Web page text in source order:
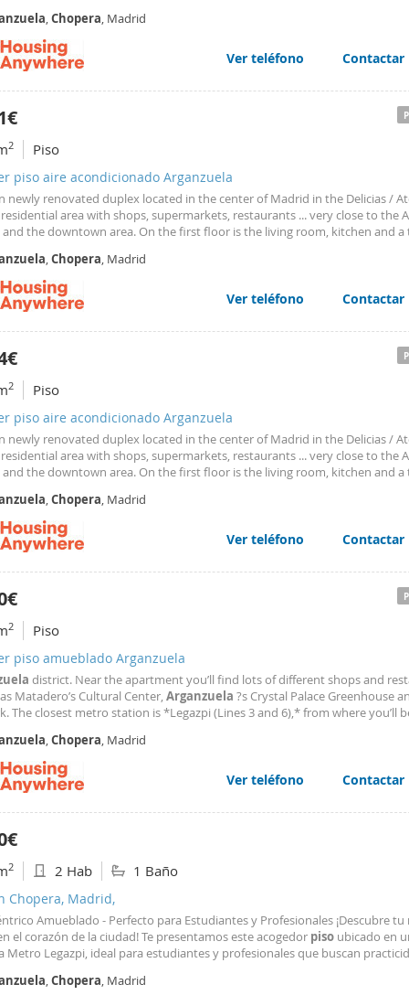
the neighborhood is occupied by
,Chopera, Madrid
Ver teléfono Contactar
2 Piso
piso aire acondicionado Arganzuela
newly renovated duplex located in the center of Madrid in the Delicias /
residential area with shops, supermarkets, restaurants ... very close to the
the downtown area. On the first floor is the living room, kitchen and a
for 3 people and has everything you need to make your stay perfect:
WIFI ... Modern newly renovated duplex located in the center of Madrid in
/ Atocha area. A residential area with shops, supermarkets, restaurants ...
station and the downtown area. On the first floor is the living room,
In the second, there is the double bedroom with a complete
en suite. It has capacity for 3 people and has everything you need to
heating, WIFI, sheets, towels etc
,Chopera, Madrid
Ver teléfono Contactar
2 Piso
piso aire acondicionado Arganzuela
newly renovated duplex located in the center of Madrid in the Delicias /
residential area with shops, supermarkets, restaurants ... very close to the
the downtown area. On the first floor is the living room, kitchen and a
for 3 people and has everything you need to make your stay perfect:
WIFI . Modern newly renovated duplex located in the center of Madrid in
/ Atocha area. A residential area with shops, supermarkets, restaurants ...
station and the downtown area. On the first floor is the living room,
In the second, there is the double bedroom with a complete
en suite. It has capacity for 3 people and has everything you need to
AC, heating, WIFI, sheets, towels etc
,Chopera, Madrid
Ver teléfono Contactar
2 Piso
piso amueblado Arganzuela
district. Near the apartment you’ll find lots of different shops and
Matadero’s Cultural Center, Arganzuela ?s Crystal Palace Greenhouse
The closest metro station is *Legazpi (Lines 3 and 6),* from where you’ll
time: 9:00h - 18
,Chopera, Madrid
Ver teléfono Contactar
2 2 Hab 1 Baño
Chopera, Madrid,
Amueblado - Perfecto para Estudiantes y Profesionales ¡Descubre tu
el corazón de la ciudad! Te presentamos este acogedor piso ubicado en
Metro Legazpi, ideal para estudiantes y profesionales que buscan
tranquilidad. Distribución y Espacios
,Chopera, Madrid